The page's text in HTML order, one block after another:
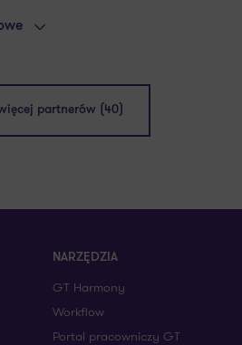
partnerów (40)
NARZĘDZIA
GT Harmony
Workflow
Portal pracowniczy GT